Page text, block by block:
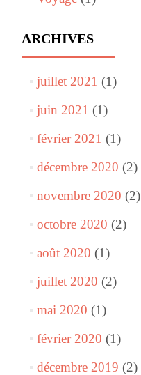
ARCHIVES
juillet 2021 (1)
juin 2021 (1)
février 2021 (1)
décembre 2020 (2)
novembre 2020 (2)
octobre 2020 (2)
août 2020 (1)
juillet 2020 (2)
mai 2020 (1)
février 2020 (1)
décembre 2019 (2)